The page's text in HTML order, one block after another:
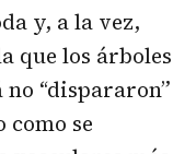
y, a la vez,
que los árboles
“dispararon”
como se